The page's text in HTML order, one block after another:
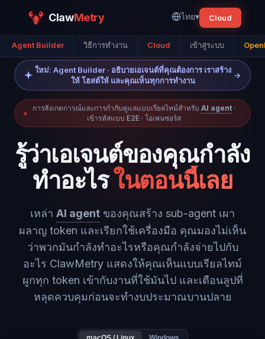
ClawMetry ไทย▾ Cloud
Agent Builder วิธีการทำงาน Cloud เข้าสู่ระบบ
ใหม่: Agent Builder · อธิบายเอเจนต์ที่คุณต้องการ เราสร้าง
ให้ โฮสต์ให้ และคุณเห็นทุกการทำงาน
→
การสังเกตการณ์และการกำกับดูแลแบบเรียลไทม์สำหรับ AI agent ·
เข้ารหัสแบบ E2E · โอเพนซอร์ส
รู้ว่าเอเจนต์ของคุณกำลัง
ทำอะไรในตอนนี้เลย
เหล่า AI agent ของคุณสร้าง sub-agent เผา
ผลาญ token และเรียกใช้เครื่องมือ คุณมองไม่เห็น
ว่าพวกมันกำลังทำอะไรหรือคุณกำลังจ่ายไปกับ
อะไร ClawMetry แสดงให้คุณเห็นแบบเรียลไทม์
ผูกทุก token เข้ากับงานที่ใช้มันไป และเตือนลูปที่
หลุดควบคุมก่อนจะทำงบประมาณบานปลาย